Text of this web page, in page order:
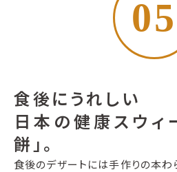
05
食後にうれしい
日本の健康スウィ
餅」。
食後のデザートには手作りの本わ